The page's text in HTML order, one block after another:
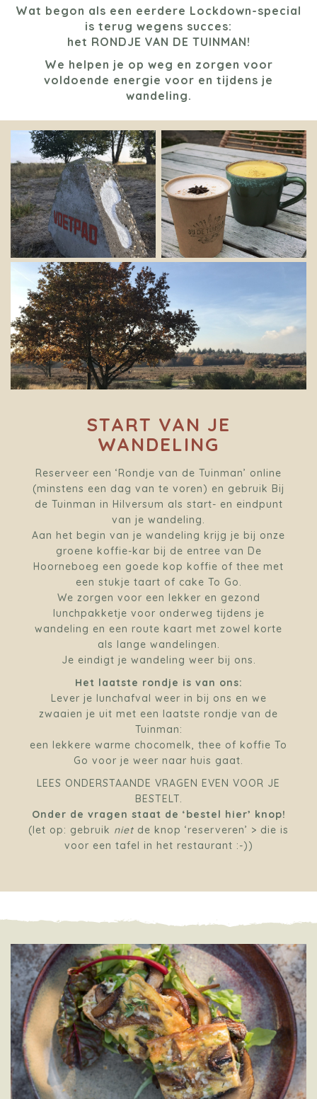
Wat begon als een eerdere Lockdown-special
is terug wegens succes:
het RONDJE VAN DE TUINMAN!
We helpen je op weg en zorgen voor
voldoende energie voor en tijdens je
wandeling.
START VAN JE
WANDELING
Reserveer een ‘Rondje van de Tuinman’ online
(minstens een dag van te voren) en gebruik Bij
de Tuinman in Hilversum als start- en eindpunt
van je wandeling.
Aan het begin van je wandeling krijg je bij onze
groene koffie-kar bij de entree van De
Hoorneboeg een goede kop koffie of thee met
een stukje taart of cake To Go.
We zorgen voor een lekker en gezond
lunchpakketje voor onderweg tijdens je
wandeling en een route kaart met zowel korte
als lange wandelingen.
Je eindigt je wandeling weer bij ons.
Het laatste rondje is van ons:
Lever je lunchafval weer in bij ons en we
zwaaien je uit met een laatste rondje van de
Tuinman:
een lekkere warme chocomelk, thee of koffie To
Go voor je weer naar huis gaat.
LEES ONDERSTAANDE VRAGEN EVEN VOOR JE
BESTELT.
Onder de vragen staat de ‘bestel hier’ knop!
(let op: gebruik niet de knop ‘reserveren’ > die is
voor een tafel in het restaurant :-))